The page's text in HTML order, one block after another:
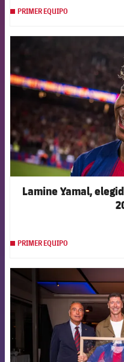
PRIMER EQUIPO
Lamine Yamal,
PRIMER EQUIPO